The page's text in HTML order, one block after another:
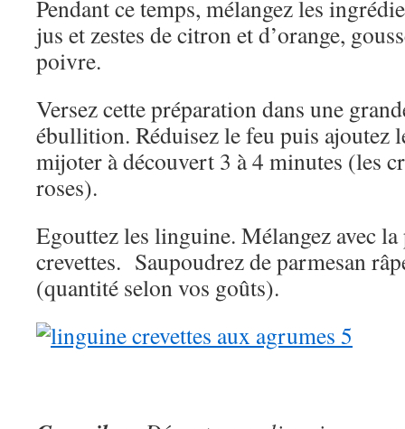
Pendant ce temps, mélangez les
jus et zestes de citron et d’orange,
poivre.
Versez cette préparation dans une
ébullition. Réduisez le feu puis ajoutez
mijoter à découvert 3 à 4 minutes (les
roses).
Egouttez les linguine. Mélangez avec
crevettes. Saupoudrez de parmesan
(quantité selon vos goûts).